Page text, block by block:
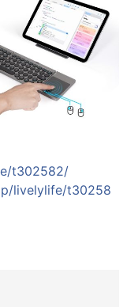
t302582/
livelylife/t30258